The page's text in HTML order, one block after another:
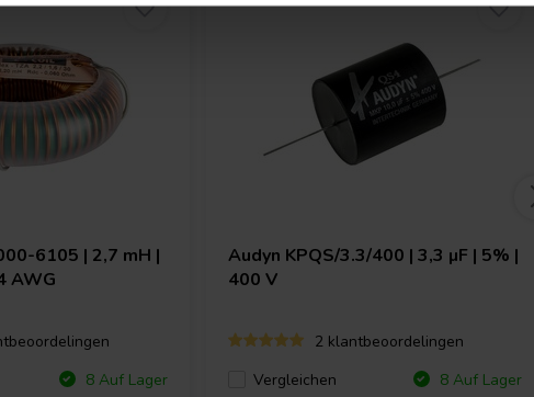
6105 | 2,7 mH |
AWG
8 Auf Lager
Audyn KPQS/3.3/400 | 3,3 µF | 5% |
400 V
2 klantbeoordelingen
Vergleichen
8 Auf Lager